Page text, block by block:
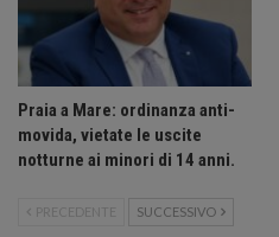
Praia a Mare: ordinanza anti-
movida, vietate le uscite
notturne ai minori di 14 anni.
PRECEDENTE SUCCESSIVO